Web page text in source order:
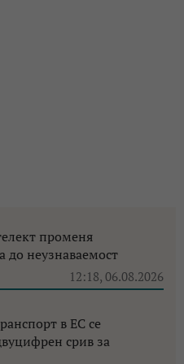
променя
до неузнаваемост
12:18, 06.08.2026
в ЕС се
срив за